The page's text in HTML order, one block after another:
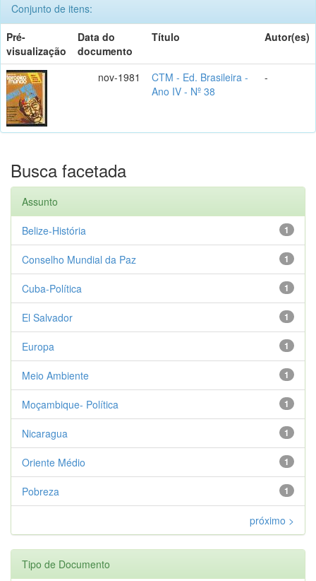
Conjunto de itens:
Pré-
visualização
Data do
documento
Título Autor(es)
nov-1981
CTM - Ed. Brasileira -
Ano IV - Nº 38
-
Busca facetada
Assunto
1
Belize-História
1
Conselho Mundial da Paz
1
Cuba-Política
1
El Salvador
1
Europa
1
Meio Ambiente
1
Moçambique- Política
1
Nicaragua
1
Oriente Médio
1
Pobreza
próximo >
Tipo de Documento